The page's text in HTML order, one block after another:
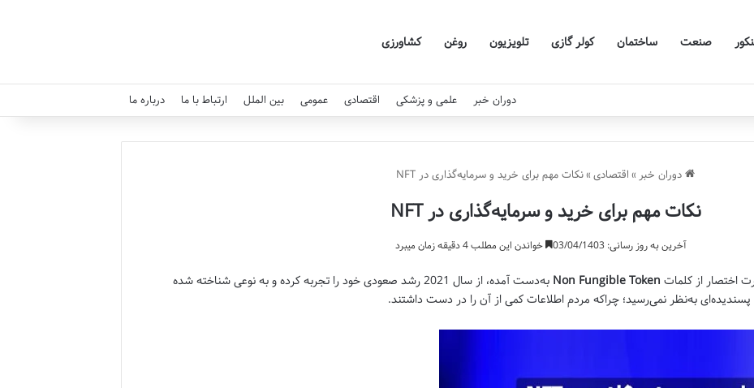
صنعت ساختمان کولر گازی تلویزیون روغن کشاورزی
دوران خبر علمی و پزشکی اقتصادی عمومی بین الملل ارتباط با ما درباره ما
دوران خبر » اقتصادی »نکات مهم برای خرید و سرمایه‌گذاری در NFT
نکات مهم برای خرید و سرمایه‌گذاری در NFT
آخرین به روز رسانی: 03/04/1403 خواندن این مطلب 4 دقیقه زمان میبرد
اختصار از کلمات Non Fungible Token
به‌دست آمده، از سال 2021 رشد صعودی خود را تجربه کرده و به نوعی شناخته شده
پسندیده‌ای به‌نظر نمی‌رسید؛ چراکه مردم اطلاعات کمی از آن را در دست داشتند.